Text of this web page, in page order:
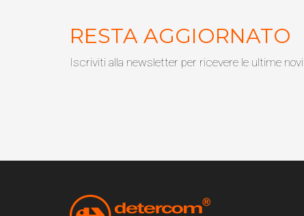
RESTA AGGIORNATO
Iscriviti alla newsletter per ricevere le ultime